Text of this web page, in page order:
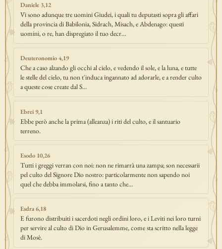
Daniele 3,12
Vi sono adunque tre uomini Giudei, i quali tu deputasti sopra gli affari
della provincia di Babilonia, Sidrach, Misach, e Abdenago: questi
uomini, o re, han dispregiato il tuo decr…
Deuteronomio 4,19
Che a caso alzando gli occhi al cielo, e vedendo il sole, e la luna, e tutte
le stelle del cielo, tu non t'induca ingannato ad adorarle, e a render culto
a queste cose create dal S…
Ebrei 9,1
Ebbe però anche la prima (alleanza) i riti del culto, e il santuario
terreno.
Esodo 10,26
Tutti i greggi verran con noi: non ne rimarrà una zampa; son necessarii
pel culto del Signore Dio nostro: particolarmente non sapendo noi
quel che debba immolarsi, fino a tanto che…
Esdra 6,18
E furono distribuiti i sacerdoti negli ordini loro, e i Leviti nei loro turni
per servire al culto di Dio in Gerusalemme, come sta scritto nella legge
di Mosè.